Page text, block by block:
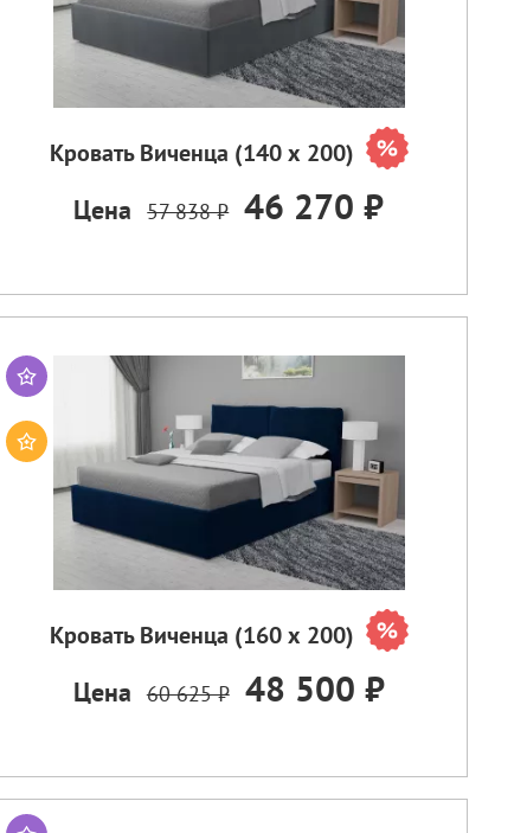
Кровать Виченца (140 х 200)
Цена 57 838 ₽ 46 270 ₽
Кровать Виченца (160 х 200)
Цена 60 625 ₽ 48 500 ₽